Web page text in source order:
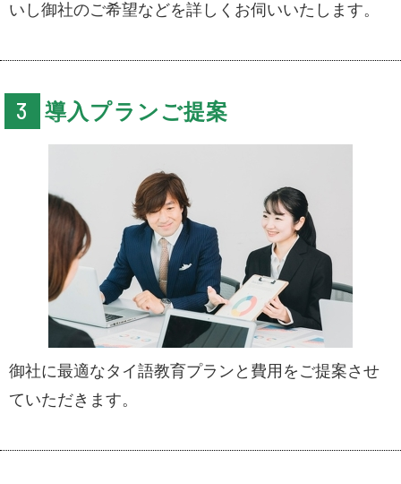
いし御社のご希望などを詳しくお伺いいたします。
導入プランご提案
御社に最適なタイ語教育プランと費用をご提案させ
ていただきます。